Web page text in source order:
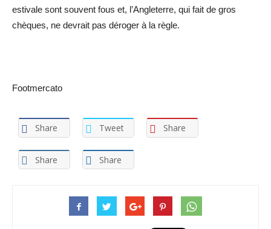
estivale sont souvent fous et, l’Angleterre, qui fait de gros
chèques, ne devrait pas déroger à la règle.
Footmercato
Share Tweet Share
Share Share